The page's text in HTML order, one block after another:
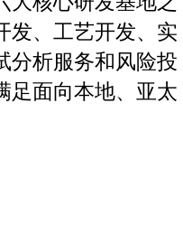
发、工艺开发、实
分析服务和风险投
足面向本地、亚太